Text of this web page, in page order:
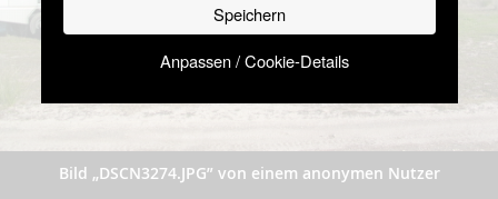
Speichern
Anpassen / Cookie-Details
Bild „DSCN3274.JPG” von einem anonymen Nutzer